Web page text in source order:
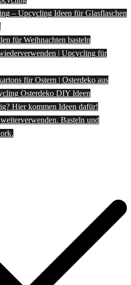
– Upcycling Ideen für Glasflaschen
für Weihnachten basteln
| Upcycling für
für Ostern | Osterdeko aus
Osterdeko DIY Ideen
Hier kommen Ideen dafür!
Basteln und